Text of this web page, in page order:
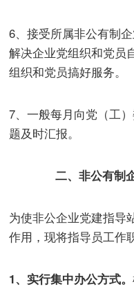
6、接受所属非公有制
解决企业党组织和党员
组织和党员搞好服务。
7、一般每月向党（工
题及时汇报。
二、非公有制
为使非公企业党建指导
作用，现将指导员工作
1、实行集中办公方式。